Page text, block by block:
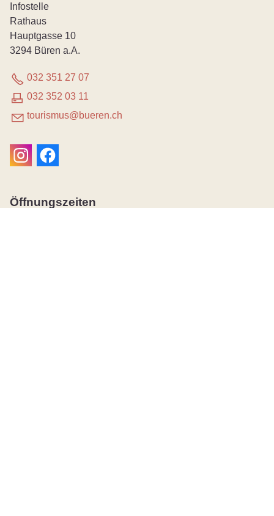
Infostelle
Rathaus
Hauptgasse 10
3294 Büren a.A.
032 351 27 07
032 352 03 11
t
r sm s b r n ch
Öffnungszeiten